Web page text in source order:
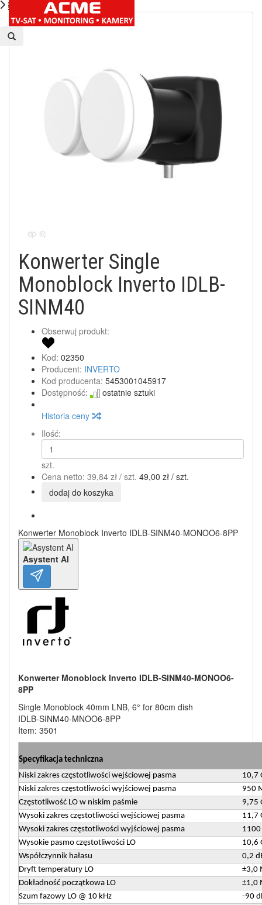
Konwerter Single
Monoblock Inverto IDLB-
SINM40
Obserwuj produkt:
Kod: 02350
Producent: INVERTO
Kod producenta: 5453001045917
Dostępność:
ostatnie sztuki
Historia ceny
Ilość:
szt.
Cena netto: 39,84 zł / szt. 49,00 zł / szt.
dodaj do koszyka
Konwerter Monoblock Inverto IDLB-SINM40-MONOO6-8PP
Asystent AI
Konwerter Monoblock Inverto IDLB-SINM40-MONOO6-
8PP
Single Monoblock 40mm LNB, 6° for 80cm dish
IDLB-SINM40-MNOO6-8PP
Item: 3501
Specyfikacja techniczna
Niski zakres częstotliwości wejściowej pasma
10,7
Niski zakres częstotliwości wyjściowej pasma
950
Częstotliwość LO w niskim paśmie
9,75
Wysoki zakres częstotliwości wejściowej pasma
11,7
Wysoki zakres częstotliwości wyjściowej pasma
1100
Wysokie pasmo częstotliwości LO
10,6
Współczynnik hałasu
0,2
Dryft temperatury LO
±3,0
Dokładność początkowa LO
±1,0
Szum fazowy LO @ 10 kHz
-90